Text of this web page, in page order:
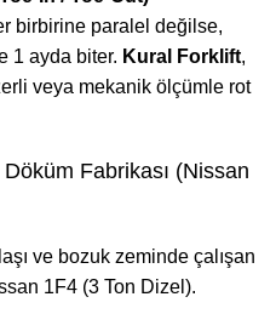
birbirine paralel değilse,
1 ayda biter. Kural Forklift,
veya mekanik ölçümle rot
Fabrikası (Nissan
ve bozuk zeminde çalışan
1F4 (3 Ton Dizel).